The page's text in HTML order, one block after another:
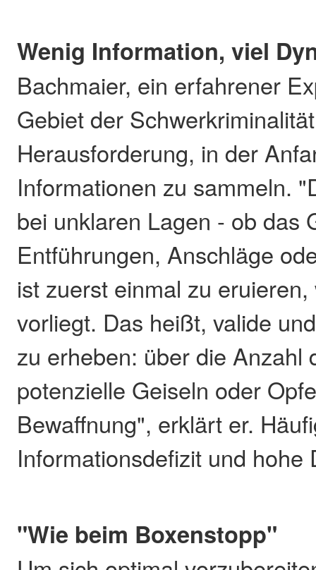
Wenig Information, viel
Bachmaier, ein erfahrener
Gebiet der
Herausforderung, in der
Informationen zu sammeln.
bei unklaren Lagen - ob das
Entführungen, Anschläge
ist zuerst einmal zu
vorliegt. Das heißt, valide
zu erheben: über die Anzahl
potenzielle Geiseln oder
Bewaffnung", erklärt er.
Informationsdefizit und hohe
"Wie beim Boxenstopp"